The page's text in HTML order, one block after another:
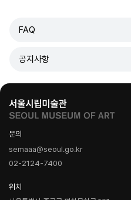
FAQ
공지사항
문의
semaaa@seoul.go.kr
02-2124-7400
위치